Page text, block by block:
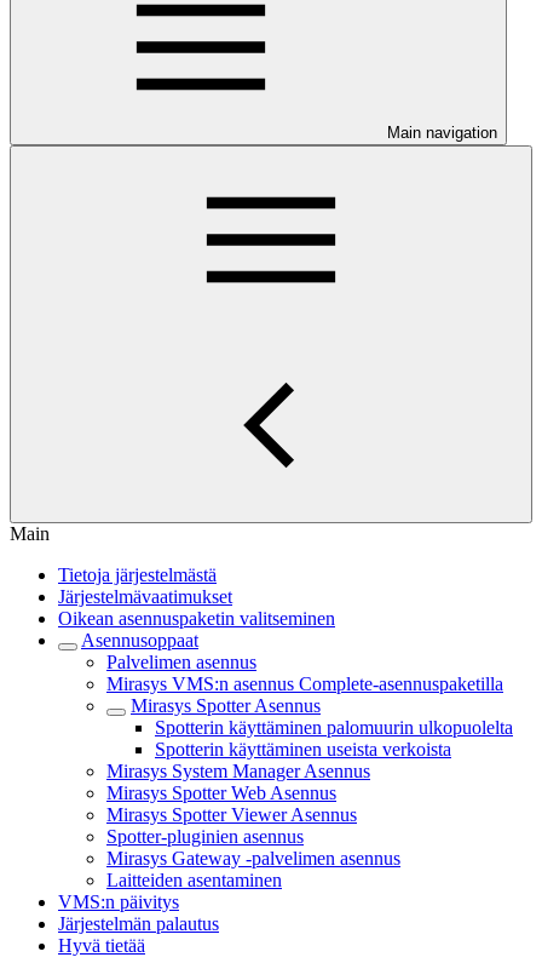
Main navigation
Main
Tietoja järjestelmästä
Järjestelmävaatimukset
Oikean asennuspaketin valitseminen
Asennusoppaat
Palvelimen asennus
Mirasys VMS:n asennus Complete-asennuspaketilla
Mirasys Spotter Asennus
Spotterin käyttäminen palomuurin ulkopuolelta
Spotterin käyttäminen useista verkoista
Mirasys System Manager Asennus
Mirasys Spotter Web Asennus
Mirasys Spotter Viewer Asennus
Spotter-pluginien asennus
Mirasys Gateway -palvelimen asennus
Laitteiden asentaminen
VMS:n päivitys
Järjestelmän palautus
Hyvä tietää